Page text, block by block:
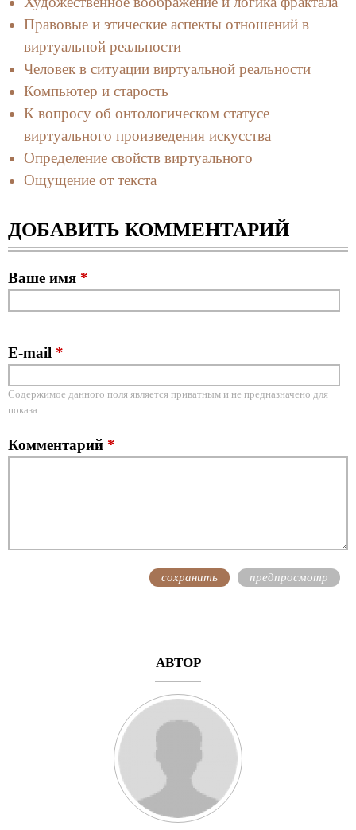
Правовые и этические аспекты отношений в
виртуальной реальности
Человек в ситуации виртуальной реальности
Компьютер и старость
К вопросу об онтологическом статусе
виртуального произведения искусства
Определение свойств виртуального
Ощущение от текста
ДОБАВИТЬ КОММЕНТАРИЙ
Ваше имя *
E-mail *
Содержимое данного поля является приватным и не предназначено для
показа.
Комментарий *
АВТОР